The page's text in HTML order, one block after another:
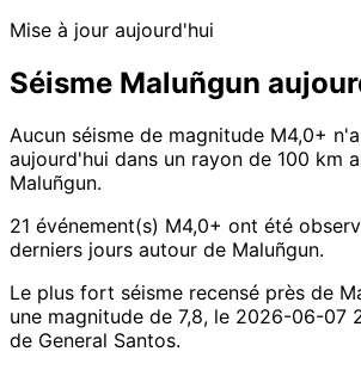
Mise à jour aujourd'hui
Séisme Maluñgun
Aucun séisme de magnitude M4,0+
aujourd'hui dans un rayon de 100 km
Maluñgun.
21 événement(s) M4,0+ ont été
derniers jours autour de Maluñgun.
Le plus fort séisme recensé près de
une magnitude de 7,8, le 2026-06-07
de General Santos.